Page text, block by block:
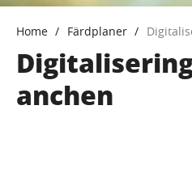
Home Färdplaner
anchen